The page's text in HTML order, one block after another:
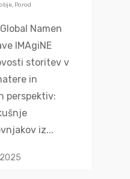
, Porod
Namen
IMAgiNE
storitev v
in
perspektiv:
iz...